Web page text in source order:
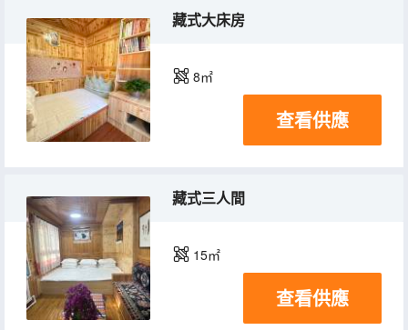
藏式大床房
8㎡
查看供應
藏式三人間
15㎡
查看供應